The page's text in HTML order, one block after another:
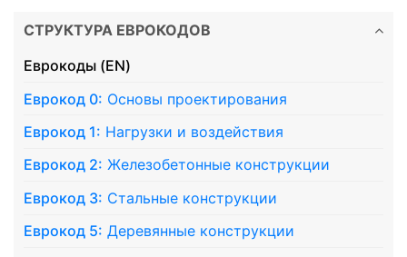
СТРУКТУРА ЕВРОКОДОВ
Еврокоды (EN)
Еврокод 0: Основы проектирования
Еврокод 1: Нагрузки и воздействия
Еврокод 2: Железобетонные конструкции
Еврокод 3: Стальные конструкции
Еврокод 5: Деревянные конструкции